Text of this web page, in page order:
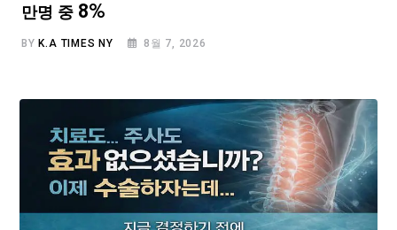
만명 중 8%
BY K.A TIMES NY 8월 7, 2026